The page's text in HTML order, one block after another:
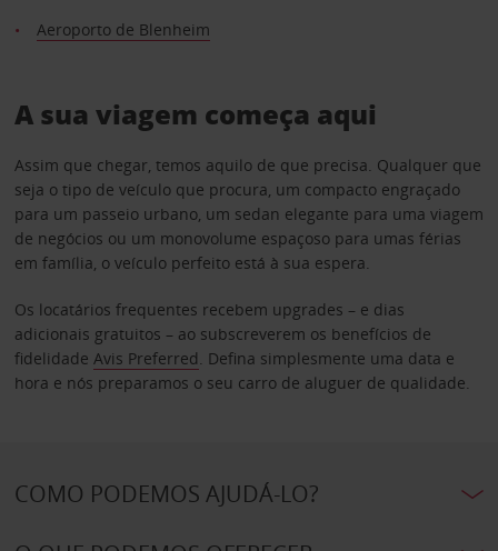
Aeroporto de Blenheim
A sua viagem começa aqui
Assim que chegar, temos aquilo de que precisa. Qualquer que
seja o tipo de veículo que procura, um compacto engraçado
para um passeio urbano, um sedan elegante para uma viagem
de negócios ou um monovolume espaçoso para umas férias
em família, o veículo perfeito está à sua espera.
Os locatários frequentes recebem upgrades – e dias
adicionais gratuitos – ao subscreverem os benefícios de
fidelidade Avis Preferred. Defina simplesmente uma data e
hora e nós preparamos o seu carro de aluguer de qualidade.
COMO PODEMOS AJUDÁ-LO?